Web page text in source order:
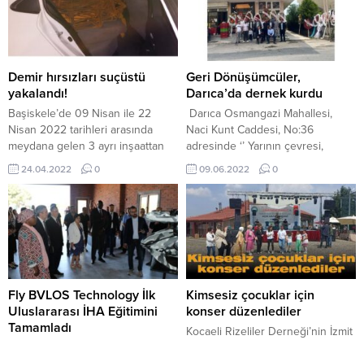
Demir hırsızları suçüstü
yakalandı!
Başiskele’de 09 Nisan ile 22
Nisan 2022 tarihleri arasında
meydana gelen 3 ayrı inşaattan
demir malzeme çalınması ile ilgili
çalışma başlatan Kocaeli İl
Emniyet Müdürlüğü ekipleri,
olayları E.K(33) ve B.T(26)
olduğunu belirledi. Tespit edilen
zanlıları takibe alan emniyet
güçleri, aynı bölgede yine
inşaattan hırsızlık yapmak isteyen
2 kişiyi yakalayarak gözaltına...
24.04.2022 0
Geri Dönüşümcüler,
Darıca’da dernek kurdu
Darıca Osmangazi Mahallesi,
Naci Kunt Caddesi, No:36
adresinde ‘’ Yarının çevresi,
bugünden oluşturulur’’ sloganı ile
kurulan geri dönüşümcüler
derneğinin kurucu başkanlığına
Muhyeddin Altun, yardımcılığına
Veysel Özkol ve Mehmet Eken
getirilirken yönetim kurulunu ise
Seyithan İyison ve Bedrettin
Güner oluşturdu. Darıca merkezli
kurulan Geri Dönüşümcüler
Derneği’nin Başkanı Muhyeddin
Altun, Gebze,...
09.06.2022 0
Fly BVLOS Technology İlk
Uluslararası İHA Eğitimini
Tamamladı
Kimsesiz çocuklar için
konser düzenlediler
Kocaeli Rizeliler Derneği’nin İzmit